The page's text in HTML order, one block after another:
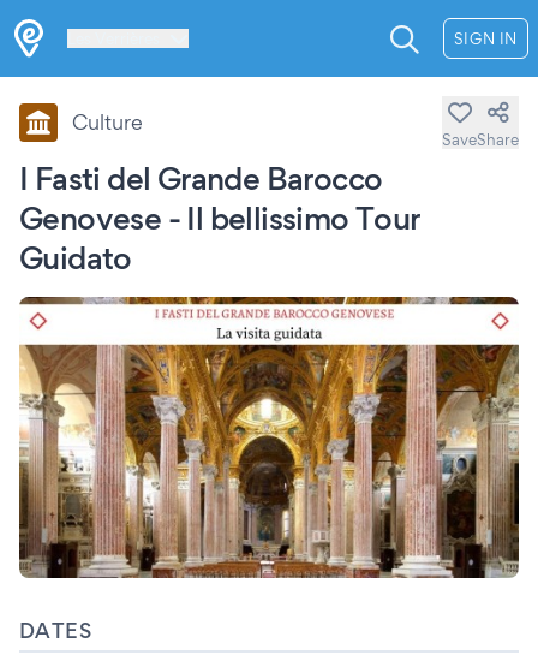
SIGN IN
I Fasti del Grande Barocco
Genovese - Il bellissimo Tour
Guidato
Culture
SaveShare
DATES